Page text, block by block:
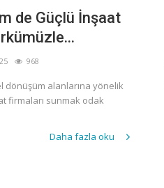
de Güçlü İnşaat
968
dönüşüm alanlarına yönelik
firmaları sunmak odak
Daha fazla oku